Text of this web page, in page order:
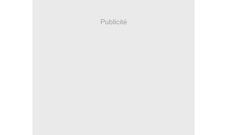
Publicité